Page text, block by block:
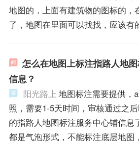
地图的，上面有建筑物的图标的，
了，地图在里面可以找找，应该有
怎么在地图上标注指路人地
信息？
阳光路上 地图标注需要提供，
照，需要1-5天时间，审核通过之
的指路人地图标注服务中心铺信息
都是气泡形式，不能标注底层地图，